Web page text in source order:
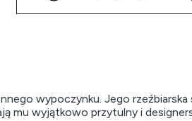
wypoczynku. Jego rzeźbiarska
mu wyjątkowo przytulny i